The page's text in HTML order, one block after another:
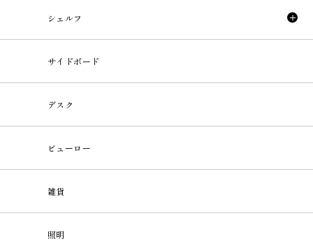
シェルフ
サイドボード
デスク
ビューロー
雑貨
照明